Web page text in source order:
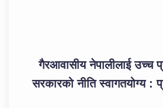
गैरआवासीय नेपालीलाई उच्च
सरकारको नीति स्वागतयोग्य :